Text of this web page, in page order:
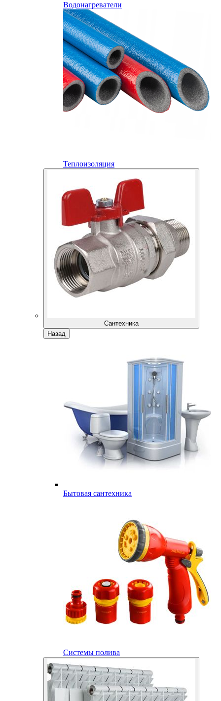
Водонагреватели
Теплоизоляция
Сантехника
Назад
Бытовая сантехника
Системы полива